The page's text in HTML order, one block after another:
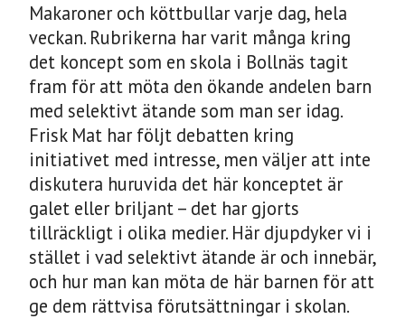
Makaroner och köttbullar varje dag, hela
veckan. Rubrikerna har varit många kring
det koncept som en skola i Bollnäs tagit
fram för att möta den ökande andelen barn
med selektivt ätande som man ser idag.
Frisk Mat har följt debatten kring
initiativet med intresse, men väljer att inte
diskutera huruvida det här konceptet är
galet eller briljant – det har gjorts
tillräckligt i olika medier. Här djupdyker vi i
stället i vad selektivt ätande är och innebär,
och hur man kan möta de här barnen för att
ge dem rättvisa förutsättningar i skolan.